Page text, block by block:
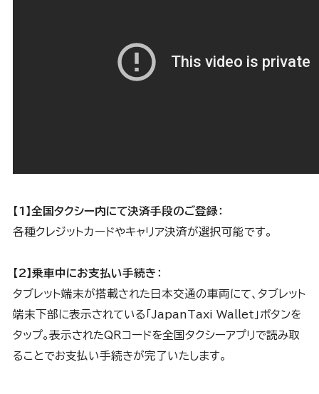
【1】全国タクシー内にて決済手段のご登録：
各種クレジットカードやキャリア決済が選択可能です。
【2】乗車中にお支払い手続き：
タブレット端末が搭載された日本交通の車両にて、タブレット
端末下部に表示されている「JapanTaxi Wallet」ボタンを
タップ。表示されたQRコードを全国タクシーアプリで読み取
ることでお支払い手続きが完了いたします。